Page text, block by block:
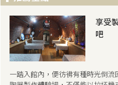
享受
吧
一踏入館內，便彷彿有種時光倒